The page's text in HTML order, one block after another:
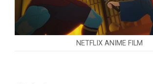
NETFLIX ANIME FILM